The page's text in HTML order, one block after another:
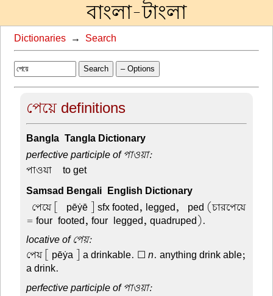
বাংলা-টাংলা
Dictionaries → Search
Search – Options
পেয়ে definitions
Bangla-Tangla Dictionary
perfective participle of পাওয়া:
পাওয়া –to get
Samsad Bengali-English Dictionary
-পেয়ে[ -pēẏē ] sfx footed, legged, -ped (চারপেয়ে
= four-footed, four-legged, quadruped).
locative of পেয়:
পেয়[ pēẏa ] a drinkable. ☐n. anything drink able;
a drink.
perfective participle of পাওয়া: